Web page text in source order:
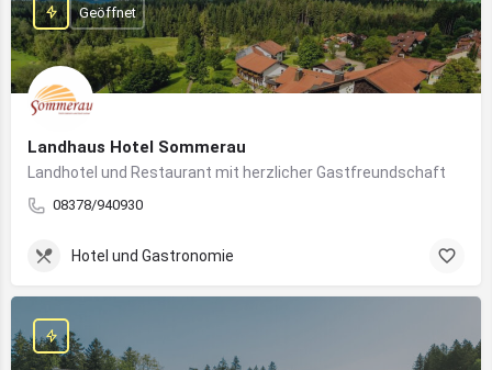
Landhaus Hotel Sommerau
Landhotel und Restaurant mit herzlicher Gastfreundschaft
08378/940930
Geöffnet
Hotel und Gastronomie